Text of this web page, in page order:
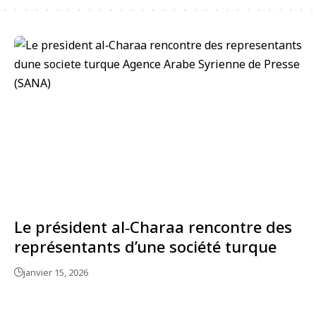
Le président al‑Charaa rencontre des
représentants d’une société turque
janvier 15, 2026